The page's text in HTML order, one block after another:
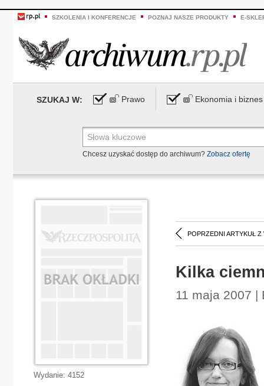
SZKOLENIA I KONFERENCJE POZNAJ NASZE PRODUKTY E-
SZUKAJ W: Prawo Ekonomia i biznes
Chcesz uzyskać dostęp do archiwum? Zobacz ofertę
POPRZEDNI ARTYKUŁ Z
Kilka
11 maja 2007 |
Wydanie: 4152